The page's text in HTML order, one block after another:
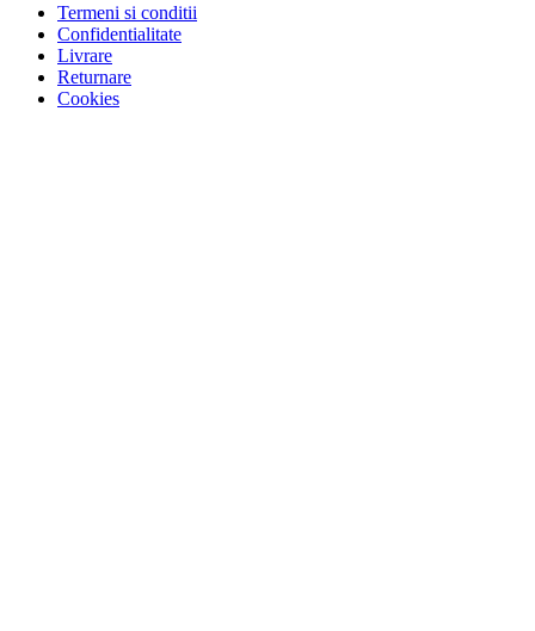
Termeni si conditii
Confidentialitate
Livrare
Returnare
Cookies